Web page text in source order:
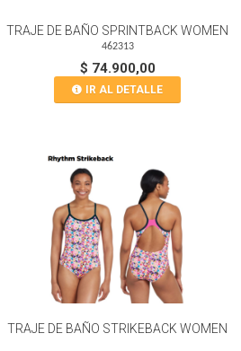
TRAJE DE BAÑO SPRINTBACK WOMEN
462313
$ 74.900,00
IR AL DETALLE
TRAJE DE BAÑO STRIKEBACK WOMEN